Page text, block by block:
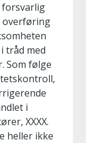
forsvarlig
overføring
tråd med
Som følge
i
XXXX.
heller ikke